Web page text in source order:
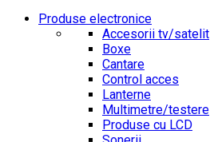
Produse electronice
Accesorii tv/satelit
Boxe
Cantare
Control acces
Lanterne
Multimetre/testere
Produse cu LCD